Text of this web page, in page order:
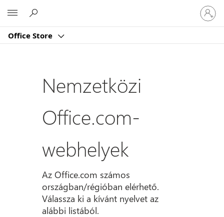
Office Store
be
a
Nemzetközi
Office.com-
webhelyek
Az Office.com számos
országban/régióban elérhető.
Válassza ki a kívánt nyelvet az
alábbi listából.